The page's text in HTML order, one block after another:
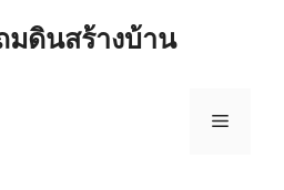
ดินสร้างบ้าน
Menu